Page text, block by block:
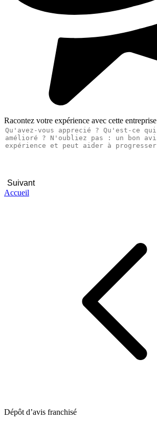
Racontez votre expérience avec cette entreprise
Suivant
Accueil
Dépôt d’avis franchisé